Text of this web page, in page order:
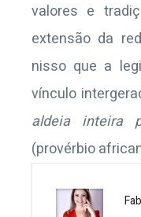
valores e
extensão da
nisso que a
vínculo
aldeia inteira
(provérbio